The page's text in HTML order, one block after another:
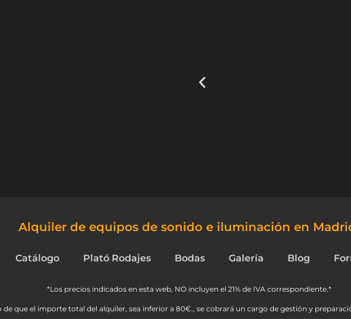
Alquiler de equipos de sonido e iluminación en
Catálogo Plató Rodajes Bodas Galería Blog
*Los precios indicados en esta web, NO incluyen el 21% de IVA correspondiente.*
de que el importe total del alquiler, sea inferior a 80€., se cobrará un cargo de gestión y